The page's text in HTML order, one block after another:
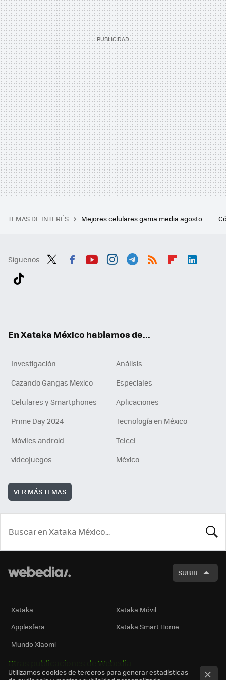
TEMAS DE INTERÉS Mejores celulares gama media agosto
Síguenos
En Xataka México hablamos de...
Investigación
Análisis
Cazando Gangas Mexico
Especiales
Celulares y Smartphones
Aplicaciones
Prime Day 2024
Tecnología en México
Móviles android
Telcel
videojuegos
México
VER MÁS TEMAS
SUBIR
Xataka
Xataka Móvil
Applesfera
Xataka Smart Home
Mundo Xiaomi
Otras publicaciones de Webedia
Utilizamos cookies de terceros para generar estadísticas